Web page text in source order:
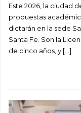
Este 2026, la ciudad
propuestas
dictarán en la sede
Santa Fe. Son la
de cinco años, y […]